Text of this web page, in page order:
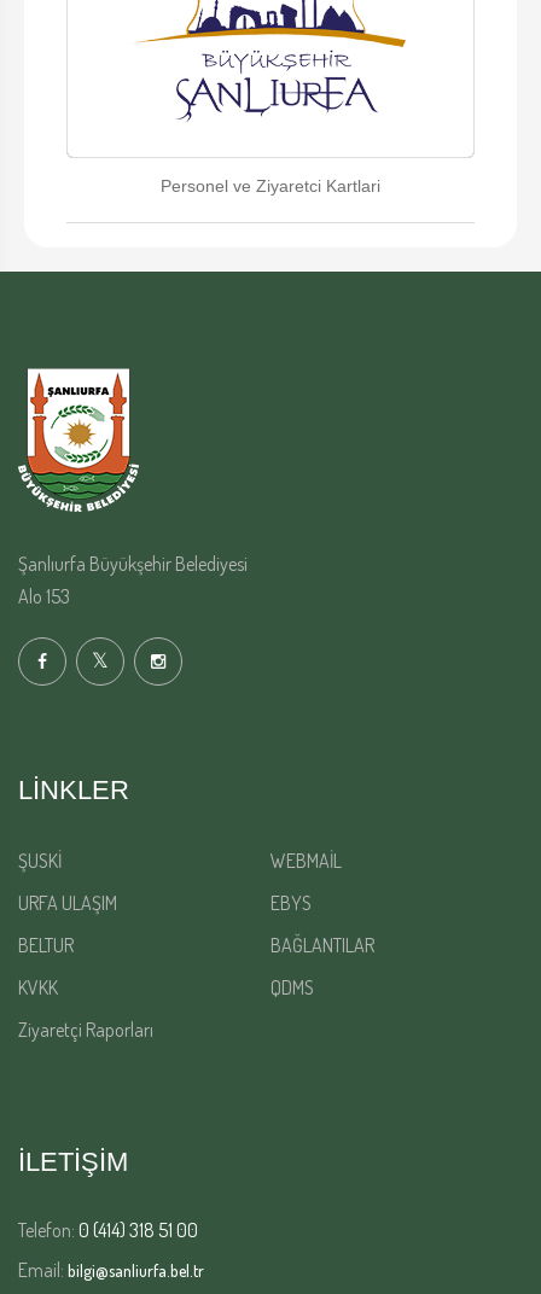
Personel ve Ziyaretci Kartlari
Şanlıurfa Büyükşehir Belediyesi
Alo 153
LINKLER
ŞUSKİ
WEBMAİL
URFA ULAŞIM
EBYS
BELTUR
BAĞLANTILAR
KVKK
QDMS
Ziyaretçi Raporları
İLETİŞİM
Telefon: 0 (414) 318 51 00
Email: bilgi@sanliurfa.bel.tr